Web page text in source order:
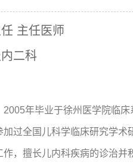
主任医师
二科
2005年毕业于徐州医学院临
加过全国儿科学临床研究学
作，擅长儿内科疾病的诊治